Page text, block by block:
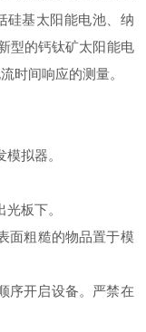
硅基太阳能电池、纳
型的钙钛矿太阳能电
时间响应的测量。
拟器。
板下。
粗糙的物品置于模
开启设备。严禁在